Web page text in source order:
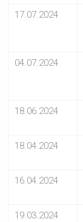
17.07.2024
04.07.2024
18.06.2024
18.04.2024
16.04.2024
19.03.2024